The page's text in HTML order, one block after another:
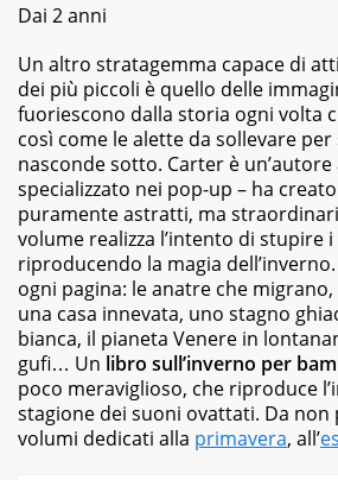
Dai 2 anni
Un altro stratagemma capace di
dei più piccoli è quello delle
fuoriescono dalla storia ogni volta
così come le alette da sollevare
nasconde sotto. Carter è
specializzato nei pop-up – ha
puramente astratti, ma
volume realizza l’intento di stupire
riproducendo la magia
ogni pagina: le anatre che
una casa innevata, uno stagno
bianca, il pianeta Venere in
gufi… Un libro sull’inverno per
poco meraviglioso, che riproduce
stagione dei suoni ovattati. Da non
volumi dedicati alla primavera, all’